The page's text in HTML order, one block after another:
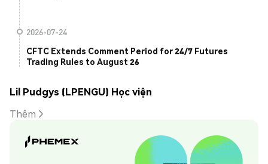
2026-07-24
CFTC Extends Comment Period for 24/7 Futures
Trading Rules to August 26
Lil Pudgys (LPENGU) Học viện
Thêm